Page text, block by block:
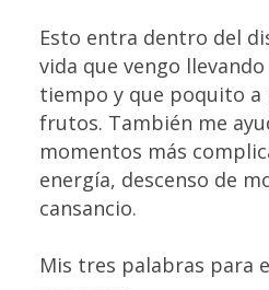
Esto entra dentro del
vida que vengo
tiempo y que poquito a
frutos. También me
momentos más
energía, descenso de
cansancio.
Mis tres palabras para